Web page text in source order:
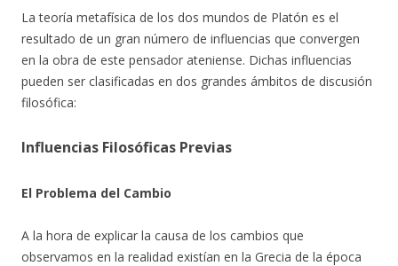
La teoría metafísica de los dos mundos de Platón es el
resultado de un gran número de influencias que convergen
en la obra de este pensador ateniense. Dichas influencias
pueden ser clasificadas en dos grandes ámbitos de discusión
filosófica:
Influencias Filosóficas Previas
El Problema del Cambio
A la hora de explicar la causa de los cambios que
observamos en la realidad existían en la Grecia de la época